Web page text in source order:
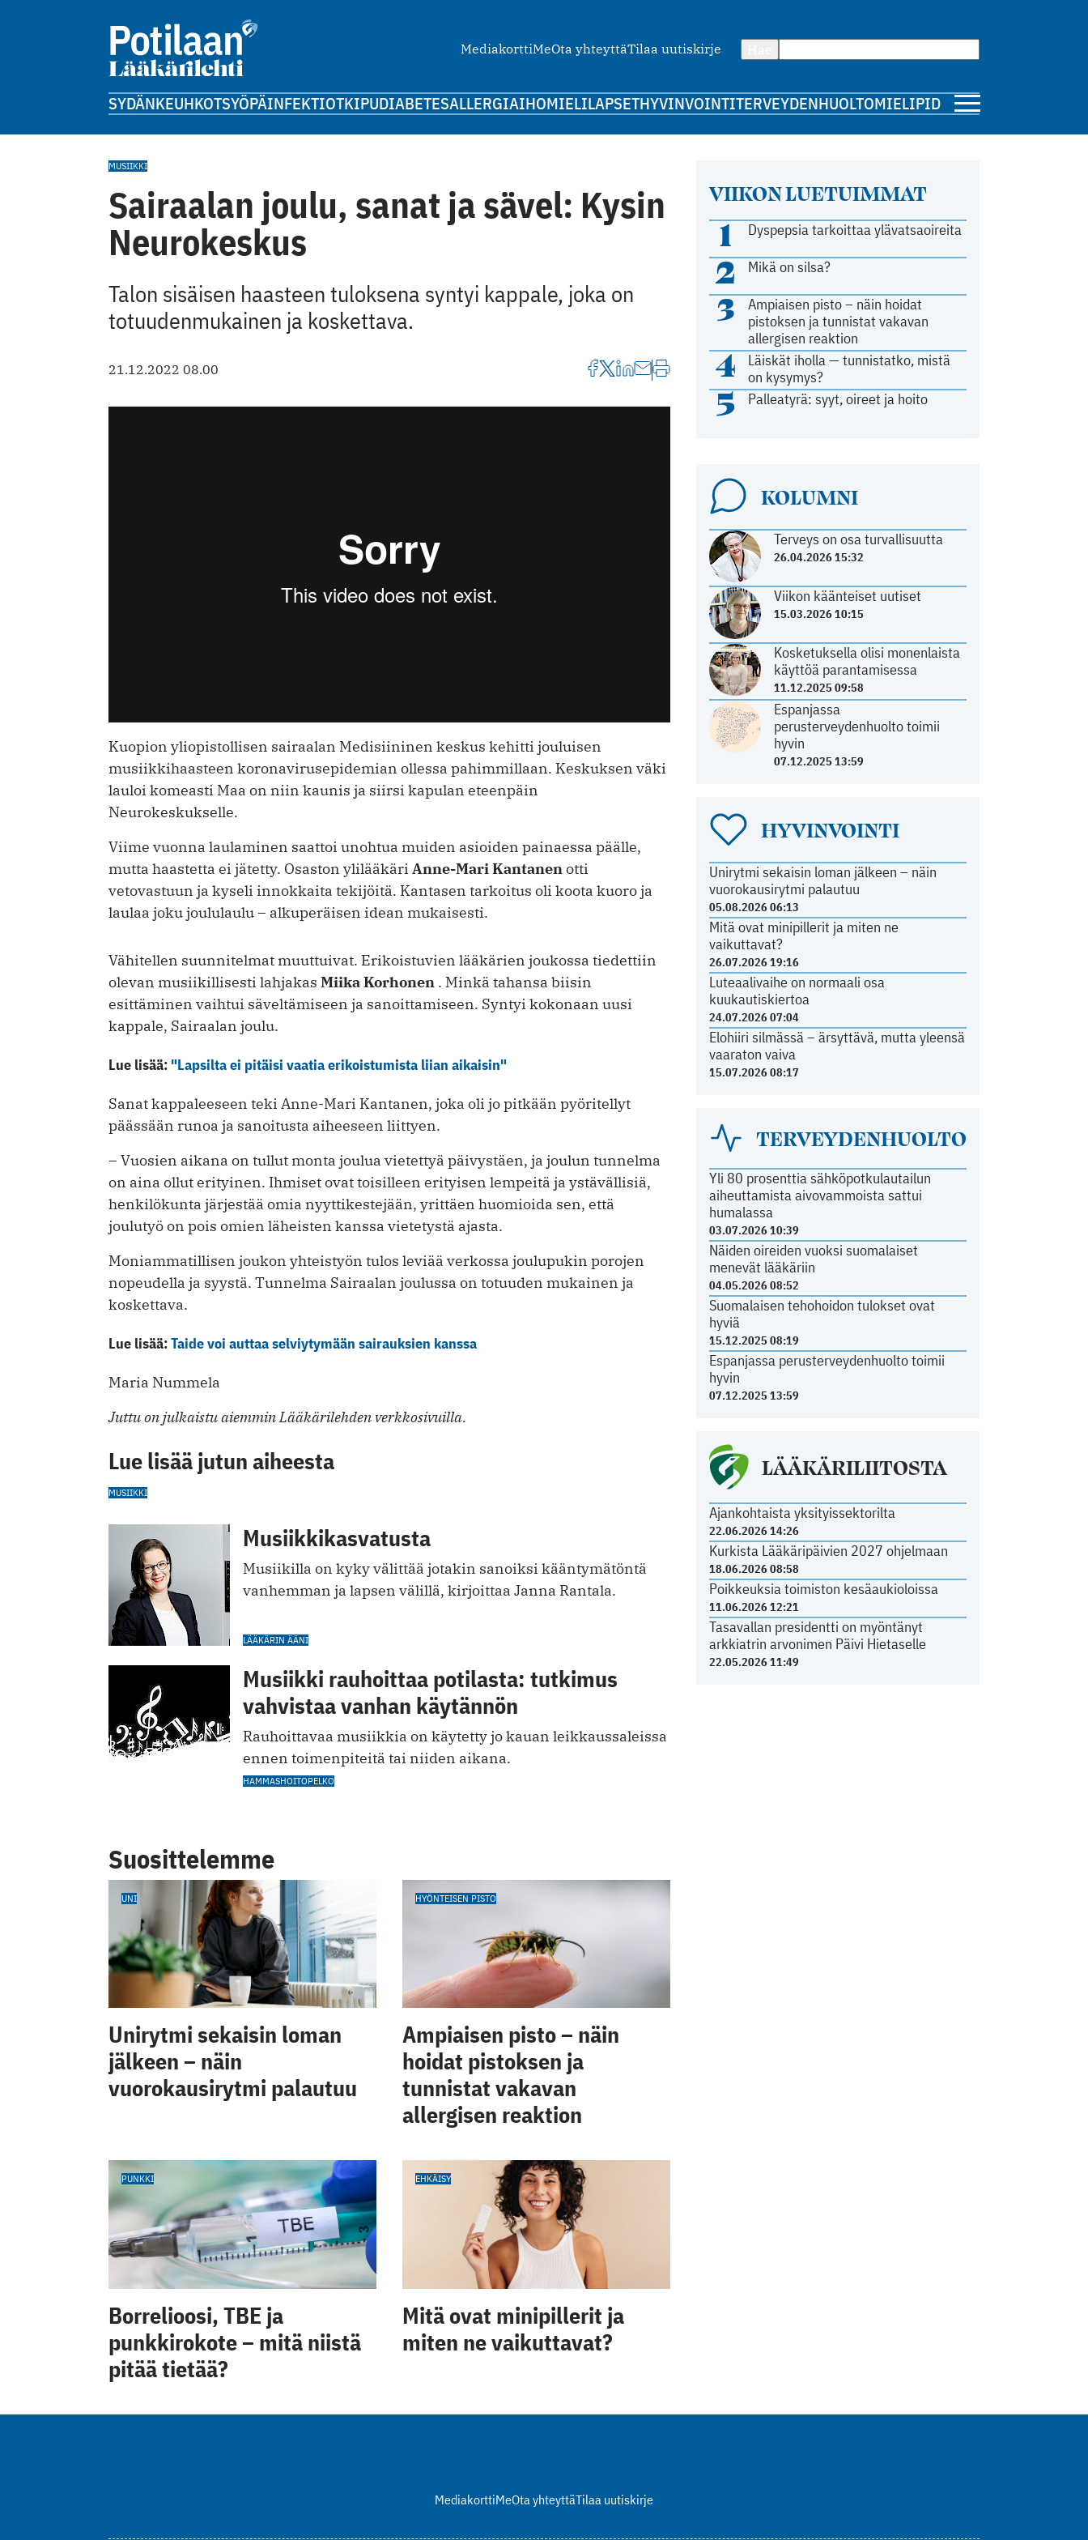
MediakorttiMeOta yhteyttäTilaa uutiskirje
SYDÄNKEUHKOTSYÖPÄINFEKTIOTKIPUDIABETESALLERGIAIHOMIELILAPSETHYVINVOINTITERVEYDENHUOLTOMIELIPIDE
VIIKON LUETUIMMAT
1 Dyspepsia tarkoittaa ylävatsaoireita
2 Mikä on silsa?
3
Ampiaisen pisto – näin hoidat
pistoksen ja tunnistat vakavan
allergisen reaktion
4
Läiskät iholla — tunnistatko, mistä
on kysymys?
5 Palleatyrä: syyt, oireet ja hoito
KOLUMNI
Terveys on osa turvallisuutta
26.04.2026 15:32
Viikon käänteiset uutiset
15.03.2026 10:15
Kosketuksella olisi monenlaista
käyttöä parantamisessa
11.12.2025 09:58
Espanjassa
perusterveydenhuolto toimii
hyvin
07.12.2025 13:59
HYVINVOINTI
Unirytmi sekaisin loman jälkeen – näin
vuorokausirytmi palautuu
05.08.2026 06:13
Mitä ovat minipillerit ja miten ne
vaikuttavat?
26.07.2026 19:16
Luteaalivaihe on normaali osa
kuukautiskiertoa
24.07.2026 07:04
Elohiiri silmässä – ärsyttävä, mutta yleensä
vaaraton vaiva
15.07.2026 08:17
TERVEYDENHUOLTO
Yli 80 prosenttia sähköpotkulautailun
aiheuttamista aivovammoista sattui
humalassa
03.07.2026 10:39
Näiden oireiden vuoksi suomalaiset
menevät lääkäriin
04.05.2026 08:52
Suomalaisen tehohoidon tulokset ovat
hyviä
15.12.2025 08:19
Espanjassa perusterveydenhuolto toimii
hyvin
07.12.2025 13:59
LÄÄKÄRILIITOSTA
Ajankohtaista yksityissektorilta
22.06.2026 14:26
Kurkista Lääkäripäivien 2027 ohjelmaan
18.06.2026 08:58
Poikkeuksia toimiston kesäaukioloissa
11.06.2026 12:21
Tasavallan presidentti on myöntänyt
arkkiatrin arvonimen Päivi Hietaselle
22.05.2026 11:49
MUSIIKKI
Sairaalan joulu, sanat ja sävel: Kysin
Neurokeskus
Talon sisäisen haasteen tuloksena syntyi kappale, joka on
totuudenmukainen ja koskettava.
21.12.2022 08.00
Kuopion yliopistollisen sairaalan Medisiininen keskus kehitti jouluisen
musiikkihaasteen koronavirusepidemian ollessa pahimmillaan. Keskuksen väki
lauloi komeasti Maa on niin kaunis ja siirsi kapulan eteenpäin
Neurokeskukselle.
Viime vuonna laulaminen saattoi unohtua muiden asioiden painaessa päälle,
mutta haastetta ei jätetty. Osaston ylilääkäri Anne-Mari Kantanenotti
vetovastuun ja kyseli innokkaita tekijöitä. Kantasen tarkoitus oli koota kuoro ja
laulaa joku joululaulu – alkuperäisen idean mukaisesti.
Vähitellen suunnitelmat muuttuivat. Erikoistuvien lääkärien joukossa tiedettiin
olevan musiikillisesti lahjakas Miika Korhonen . Minkä tahansa biisin
esittäminen vaihtui säveltämiseen ja sanoittamiseen. Syntyi kokonaan uusi
kappale, Sairaalan joulu.
Lue lisää: "Lapsilta ei pitäisi vaatia erikoistumista liian aikaisin"
Sanat kappaleeseen teki Anne-Mari Kantanen, joka oli jo pitkään pyöritellyt
päässään runoa ja sanoitusta aiheeseen liittyen.
– Vuosien aikana on tullut monta joulua vietettyä päivystäen, ja joulun tunnelma
on aina ollut erityinen. Ihmiset ovat toisilleen erityisen lempeitä ja ystävällisiä,
henkilökunta järjestää omia nyyttikestejään, yrittäen huomioida sen, että
joulutyö on pois omien läheisten kanssa vietetystä ajasta.
Moniammatillisen joukon yhteistyön tulos leviää verkossa joulupukin porojen
nopeudella ja syystä. Tunnelma Sairaalan joulussa on totuuden mukainen ja
koskettava.
Lue lisää:Taide voi auttaa selviytymään sairauksien kanssa
Maria Nummela
Juttu on julkaistu aiemmin Lääkärilehden verkkosivuilla.
Lue lisää jutun aiheesta
MUSIIKKI
Musiikkikasvatusta
Musiikilla on kyky välittää jotakin sanoiksi kääntymätöntä
vanhemman ja lapsen välillä, kirjoittaa Janna Rantala.
LÄÄKÄRIN ÄÄNI
Musiikki rauhoittaa potilasta: tutkimus
vahvistaa vanhan käytännön
Rauhoittavaa musiikkia on käytetty jo kauan leikkaussaleissa
ennen toimenpiteitä tai niiden aikana.
HAMMASHOITOPELKO
Suosittelemme
UNI
Unirytmi sekaisin loman
jälkeen – näin
vuorokausirytmi palautuu
HYÖNTEISEN PISTO
Ampiaisen pisto – näin
hoidat pistoksen ja
tunnistat vakavan
allergisen reaktion
PUNKKI
Borrelioosi, TBE ja
punkkirokote – mitä niistä
pitää tietää?
EHKÄISY
Mitä ovat minipillerit ja
miten ne vaikuttavat?
MediakorttiMeOta yhteyttäTilaa uutiskirje